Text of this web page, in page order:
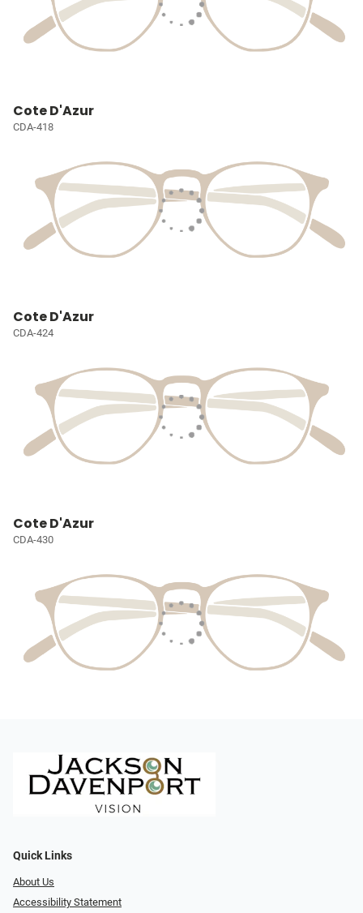
Cote D'Azur
CDA-418
Cote D'Azur
CDA-424
Cote D'Azur
CDA-430
Quick Links
About Us
Accessibility Statement